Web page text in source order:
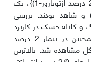
در هکتار) و شاهد بودند. بررسی
و کلاله خشک در کاربرد
2/0 درصد ازتوباکتر به­دست آمد. هم­چنین در تیمار 2 درصد
مشاهده شد. بالاترین